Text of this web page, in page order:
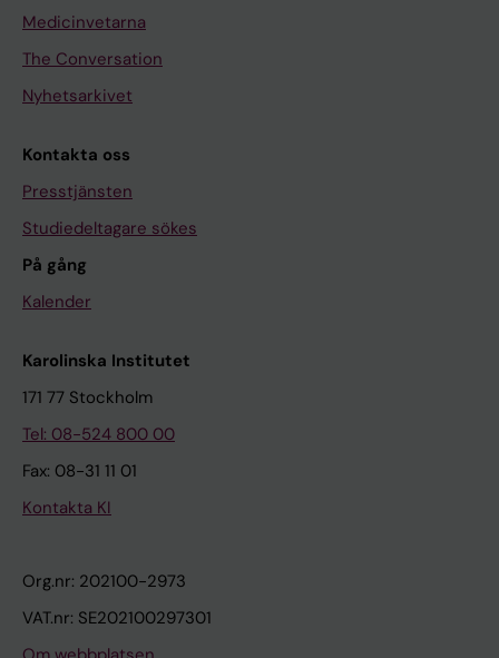
Medicinvetarna
The Conversation
Nyhetsarkivet
Kontakta oss
Presstjänsten
Studiedeltagare sökes
På gång
Kalender
Karolinska Institutet
171 77 Stockholm
Tel: 08-524 800 00
Fax: 08-31 11 01
Kontakta KI
Org.nr: 202100-2973
VAT.nr: SE202100297301